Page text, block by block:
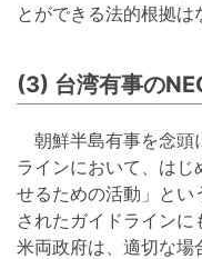
とができる法的根拠は
(3) 台湾有事の
朝鮮半島有事を念頭
ラインにおいて、はじ
せるための活動」と
されたガイドライン
米両政府は、適切な場